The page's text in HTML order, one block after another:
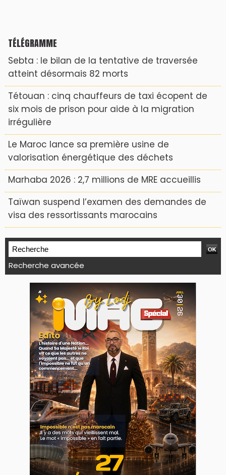
TÉLÉGRAMME
Sebta : le bilan de la tentative de traversée
atteint désormais 82 morts
Tétouan : cinq chauffeurs de taxi écopent de
six mois de prison pour aide à la migration
irrégulière
Le Maroc lance sa première usine de
valorisation énergétique des déchets
Marhaba 2026 : 2,7 millions de MRE accueillis
Taïwan suspend l’examen des demandes de
visa des ressortissants marocains
Recherche avancée
WEB TV LODJ24 : Youtube, kick et twitch
Plein écran
Inscription à la newsletter